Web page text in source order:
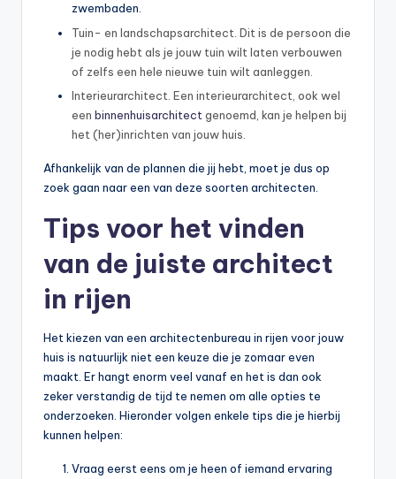
zwembaden.
Tuin- en landschapsarchitect. Dit is de persoon die
je nodig hebt als je jouw tuin wilt laten verbouwen
of zelfs een hele nieuwe tuin wilt aanleggen.
Interieurarchitect. Een interieurarchitect, ook wel
een binnenhuisarchitect genoemd, kan je helpen bij
het (her)inrichten van jouw huis.
Afhankelijk van de plannen die jij hebt, moet je dus op
zoek gaan naar een van deze soorten architecten.
Tips voor het vinden
van de juiste architect
in rijen
Het kiezen van een architectenbureau in rijen voor jouw
huis is natuurlijk niet een keuze die je zomaar even
maakt. Er hangt enorm veel vanaf en het is dan ook
zeker verstandig de tijd te nemen om alle opties te
onderzoeken. Hieronder volgen enkele tips die je hierbij
kunnen helpen:
Vraag eerst eens om je heen of iemand ervaring